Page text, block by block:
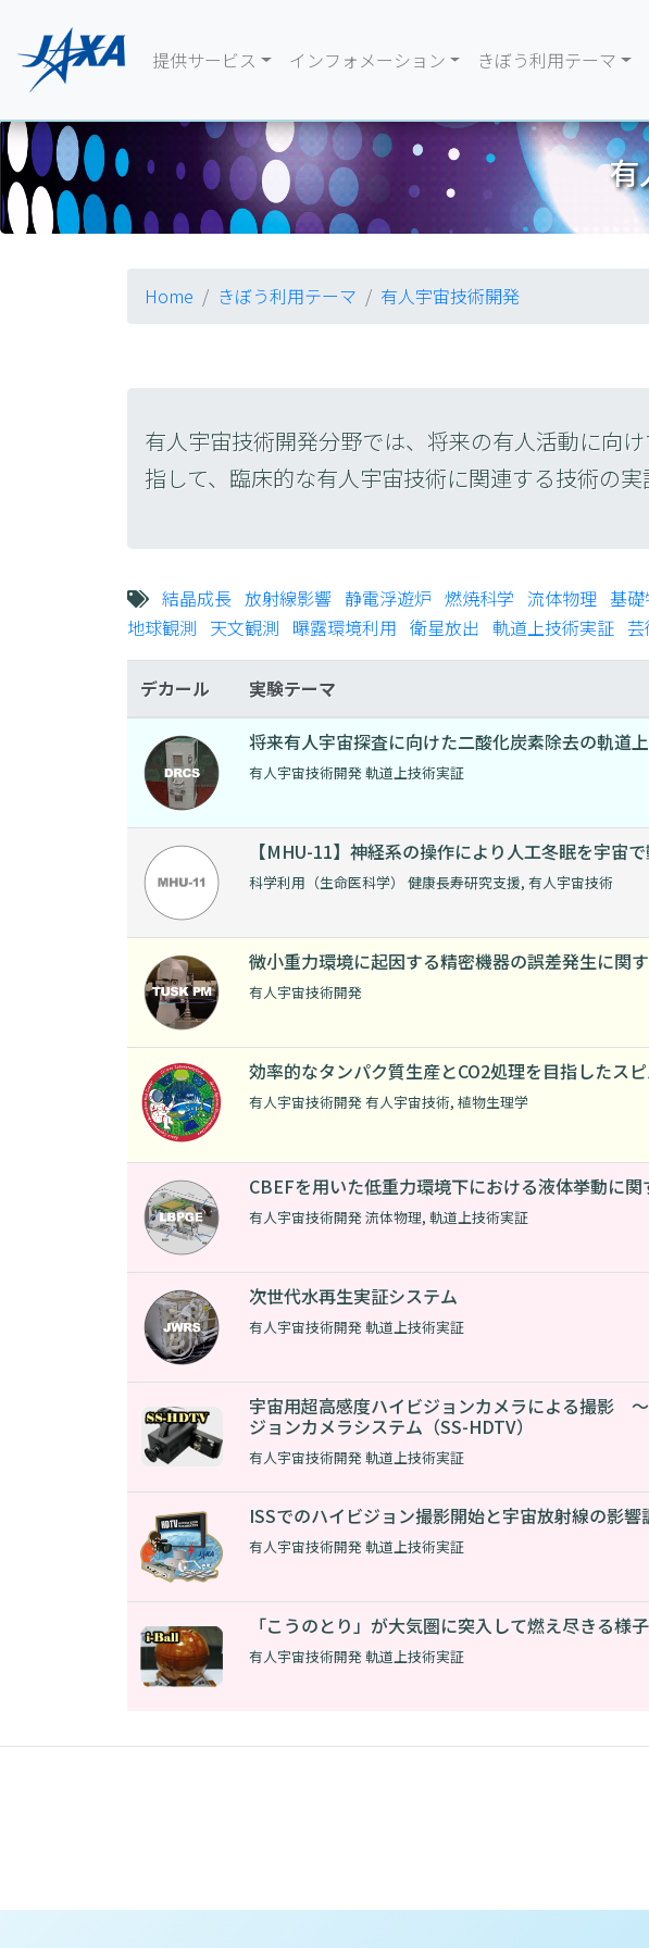
提供サービス インフォメーション きぼう利用テーマ
有
Home きぼう利用テーマ 有人宇宙技術開発
有人宇宙技術開発分野では、将来の有人活動に向
指して、臨床的な有人宇宙技術に関連する技術の実
結晶成長 放射線影響 静電浮遊炉 燃焼科学 流体物理 基
地球観測 天文観測 曝露環境利用 衛星放出 軌道上技術実証
デカール 実験テーマ
将来有⼈宇宙探査に向けた⼆酸化炭素除去の軌道
有人宇宙技術開発 軌道上技術実証
【MHU-11】神経系の操作により人工冬眠を宇宙
科学利用（生命医科学） 健康長寿研究支援, 有人宇宙技術
微小重力環境に起因する精密機器の誤差発生に関
有人宇宙技術開発
効率的なタンパク質生産とCO2処理を目指したス
有人宇宙技術開発 有人宇宙技術, 植物生理学
CBEFを用いた低重力環境下における液体挙動に
有人宇宙技術開発 流体物理, 軌道上技術実証
次世代水再生実証システム
有人宇宙技術開発 軌道上技術実証
宇宙用超高感度ハイビジョンカメラによる撮影
ジョンカメラシステム（SS-HDTV）
有人宇宙技術開発 軌道上技術実証
ISSでのハイビジョン撮影開始と宇宙放射線の影響
有人宇宙技術開発 軌道上技術実証
「こうのとり」が大気圏に突入して燃え尽きる
有人宇宙技術開発 軌道上技術実証